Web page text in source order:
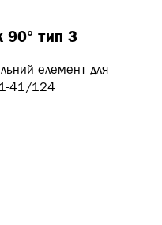
90° тип 3
елемент для
41/124